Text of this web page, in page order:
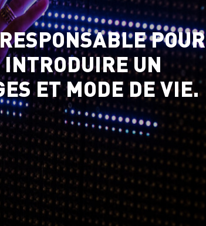
POUR
UN
ET MODE DE VIE.